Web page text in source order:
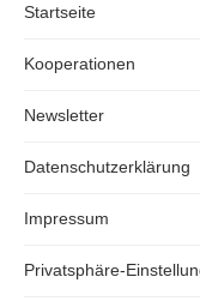
Startseite
Kooperationen
Newsletter
Datenschutzerklärung
Impressum
Privatsphäre-